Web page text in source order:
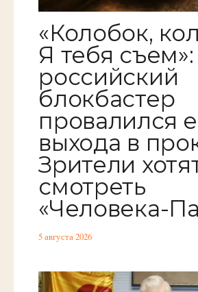
«Колобок,
Я тебя съем»:
российский
блокбастер
провалился
выхода в
Зрители
смотреть
«Человека-
5 августа 2026